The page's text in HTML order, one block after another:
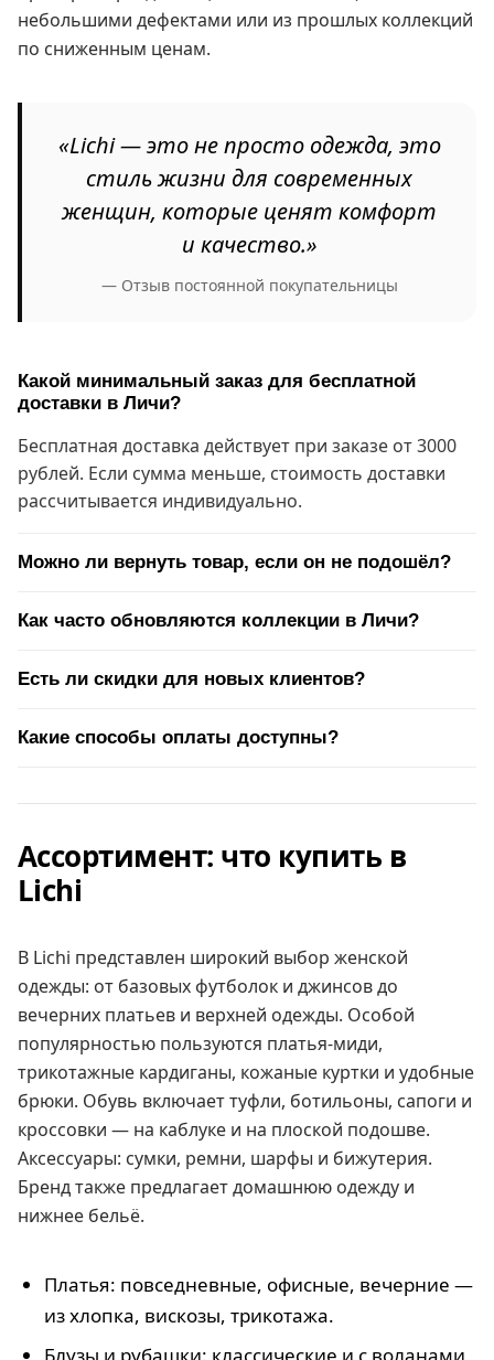
небольшими дефектами или из прошлых коллекций
по сниженным ценам.
«Lichi — это не просто одежда, это
стиль жизни для современных
женщин, которые ценят комфорт
и качество.»
— Отзыв постоянной покупательницы
Какой минимальный заказ для бесплатной
доставки в Личи?
Бесплатная доставка действует при заказе от 3000
рублей. Если сумма меньше, стоимость доставки
рассчитывается индивидуально.
Можно ли вернуть товар, если он не подошёл?
Как часто обновляются коллекции в Личи?
Есть ли скидки для новых клиентов?
Какие способы оплаты доступны?
Ассортимент: что купить в
Lichi
В Lichi представлен широкий выбор женской
одежды: от базовых футболок и джинсов до
вечерних платьев и верхней одежды. Особой
популярностью пользуются платья-миди,
трикотажные кардиганы, кожаные куртки и удобные
брюки. Обувь включает туфли, ботильоны, сапоги и
кроссовки — на каблуке и на плоской подошве.
Аксессуары: сумки, ремни, шарфы и бижутерия.
Бренд также предлагает домашнюю одежду и
нижнее бельё.
Платья: повседневные, офисные, вечерние —
из хлопка, вискозы, трикотажа.